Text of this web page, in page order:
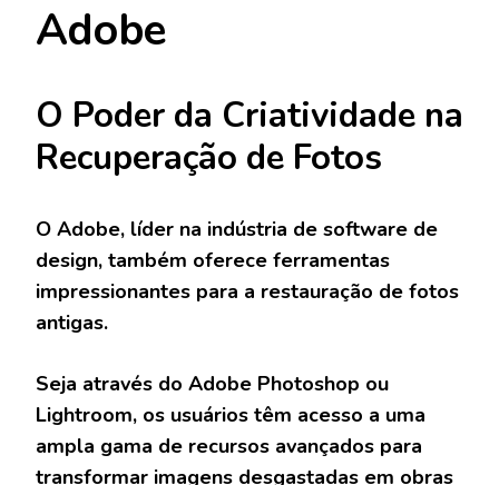
Adobe
O Poder da Criatividade na
Recuperação de Fotos
O Adobe, líder na indústria de software de
design, também oferece ferramentas
impressionantes para a restauração de fotos
antigas.
Seja através do Adobe Photoshop ou
Lightroom, os usuários têm acesso a uma
ampla gama de recursos avançados para
transformar imagens desgastadas em obras